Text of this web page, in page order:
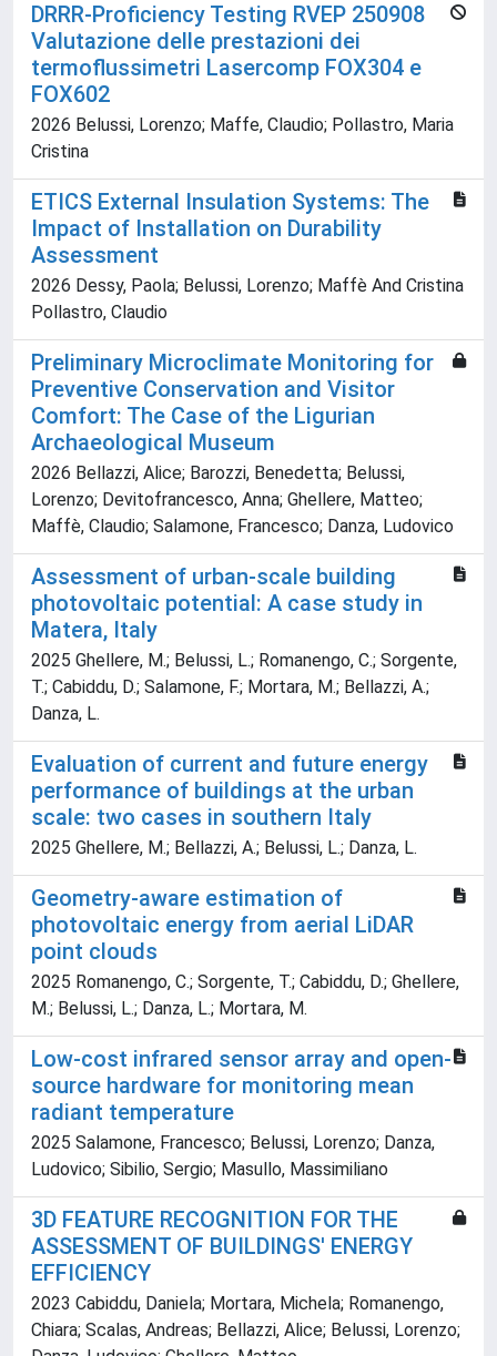
DRRR-Proficiency Testing RVEP 250908
Valutazione delle prestazioni dei
termoflussimetri Lasercomp FOX304 e
FOX602
2026 Belussi, Lorenzo; Maffe, Claudio; Pollastro, Maria
Cristina
ETICS External Insulation Systems: The
Impact of Installation on Durability
Assessment
2026 Dessy, Paola; Belussi, Lorenzo; Maffè And Cristina
Pollastro, Claudio
Preliminary Microclimate Monitoring for
Preventive Conservation and Visitor
Comfort: The Case of the Ligurian
Archaeological Museum
2026 Bellazzi, Alice; Barozzi, Benedetta; Belussi,
Lorenzo; Devitofrancesco, Anna; Ghellere, Matteo;
Maffè, Claudio; Salamone, Francesco; Danza, Ludovico
Assessment of urban-scale building
photovoltaic potential: A case study in
Matera, Italy
2025 Ghellere, M.; Belussi, L.; Romanengo, C.; Sorgente,
T.; Cabiddu, D.; Salamone, F.; Mortara, M.; Bellazzi, A.;
Danza, L.
Evaluation of current and future energy
performance of buildings at the urban
scale: two cases in southern Italy
2025 Ghellere, M.; Bellazzi, A.; Belussi, L.; Danza, L.
Geometry-aware estimation of
photovoltaic energy from aerial LiDAR
point clouds
2025 Romanengo, C.; Sorgente, T.; Cabiddu, D.; Ghellere,
M.; Belussi, L.; Danza, L.; Mortara, M.
Low-cost infrared sensor array and open-
source hardware for monitoring mean
radiant temperature
2025 Salamone, Francesco; Belussi, Lorenzo; Danza,
Ludovico; Sibilio, Sergio; Masullo, Massimiliano
3D FEATURE RECOGNITION FOR THE
ASSESSMENT OF BUILDINGS' ENERGY
EFFICIENCY
2023 Cabiddu, Daniela; Mortara, Michela; Romanengo,
Chiara; Scalas, Andreas; Bellazzi, Alice; Belussi, Lorenzo;